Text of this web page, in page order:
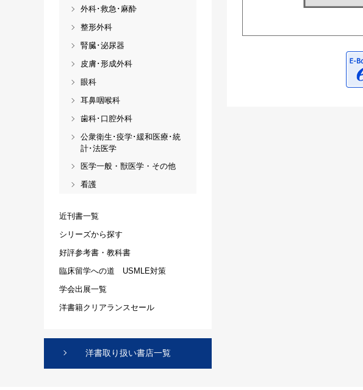
外科･救急･麻酔
整形外科
腎臓･泌尿器
皮膚･形成外科
眼科
耳鼻咽喉科
歯科･口腔外科
公衆衛生･疫学･緩和医療･統
計･法医学
医学一般・獣医学・その他
看護
近刊書一覧
シリーズから探す
好評参考書・教科書
臨床留学への道 USMLE対策
学会出展一覧
洋書籍クリアランスセール
洋書取り扱い書店一覧